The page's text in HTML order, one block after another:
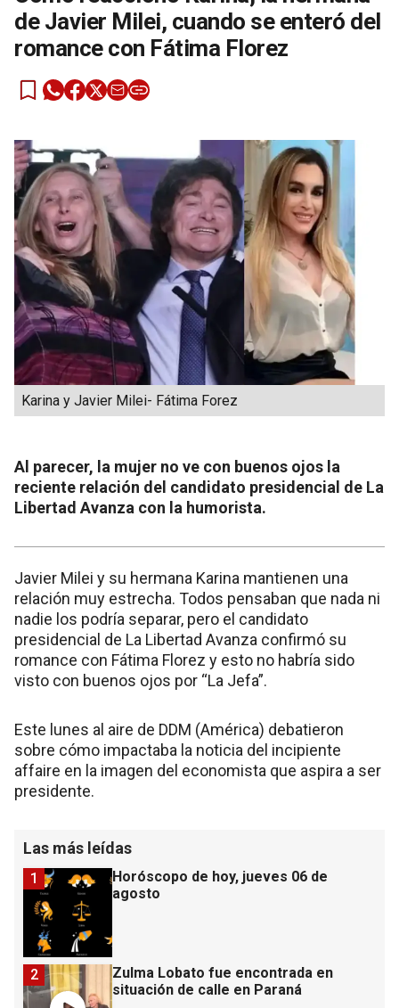
de Javier Milei, cuando se enteró del
romance con Fátima Florez
Karina y Javier Milei- Fátima Forez
Al parecer, la mujer no ve con buenos ojos la
reciente relación del candidato presidencial de La
Libertad Avanza con la humorista.
Javier Milei y su hermana Karina mantienen una
relación muy estrecha. Todos pensaban que nada ni
nadie los podría separar, pero el candidato
presidencial de La Libertad Avanza confirmó su
romance con Fátima Florez y esto no habría sido
visto con buenos ojos por “La Jefa”.
Este lunes al aire de DDM (América) debatieron
sobre cómo impactaba la noticia del incipiente
affaire en la imagen del economista que aspira a ser
presidente.
Las más leídas
Horóscopo de hoy, jueves 06 de
agosto
1
Zulma Lobato fue encontrada en
situación de calle en Paraná
2